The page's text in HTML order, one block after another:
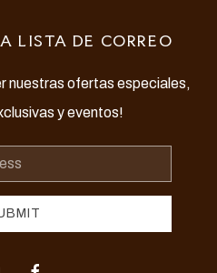
LISTA DE CORREO
nuestras ofertas especiales,
y eventos!
facebook